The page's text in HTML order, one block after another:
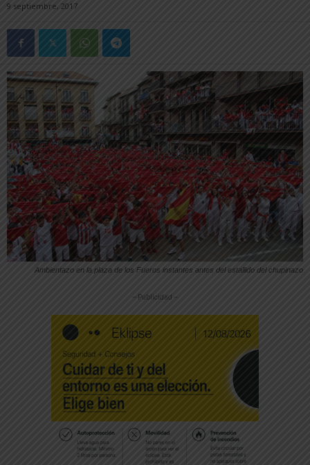
9 septiembre, 2017
Ambientazo en la plaza de los Fueros instantes antes del estallido del chupinazo
-- Publicidad --